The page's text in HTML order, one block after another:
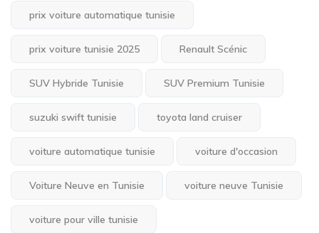
prix voiture automatique tunisie
prix voiture tunisie 2025 Renault Scénic
SUV Hybride Tunisie SUV Premium Tunisie
suzuki swift tunisie toyota land cruiser
voiture automatique tunisie voiture d'occasion
Voiture Neuve en Tunisie voiture neuve Tunisie
voiture pour ville tunisie